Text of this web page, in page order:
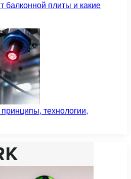
балконной плиты и какие
технологии,